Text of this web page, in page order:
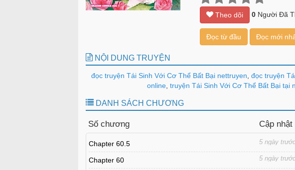
Theo dõi 0Người Đã
Đọc từ đầu Đọc mới
NỘI DUNG TRUYỆN
đọc truyện Tái Sinh Với Cơ Thể Bất Bại nettruyen đọc truyện
online truyện Tái Sinh Với Cơ Thể Bất Bại tại
DANH SÁCH CHƯƠNG
Số chương Cập nhật
Chapter 60.5 5 ngày trước
Chapter 60 5 ngày trước